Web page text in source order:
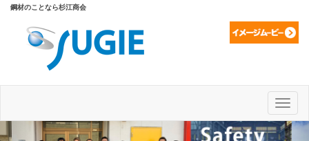
鋼材のことなら杉江商会
Previous